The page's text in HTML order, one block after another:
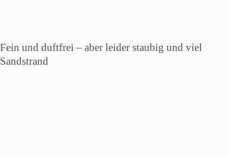
Fein und duftfrei – aber leider staubig und viel
Sandstrand